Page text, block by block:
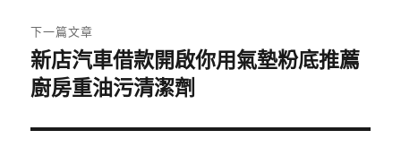
章:
下一篇文章
下
一
文
新店汽車借款開啟你用氣墊粉底推薦
廚房重油污清潔劑